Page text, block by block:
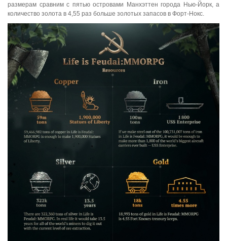
размерам сравним с пятью островами Манхэттен города Нью-Йорк, а
количество золота в 4,55 раз больше золотых запасов в Форт-Нокс.